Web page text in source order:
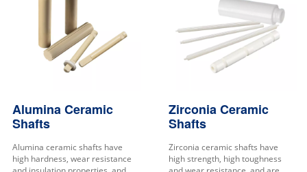
Alumina Ceramic
Shafts
Alumina ceramic shafts have
high hardness, wear resistance
Zirconia Ceramic
Shafts
Zirconia ceramic shafts have
high strength, high toughness